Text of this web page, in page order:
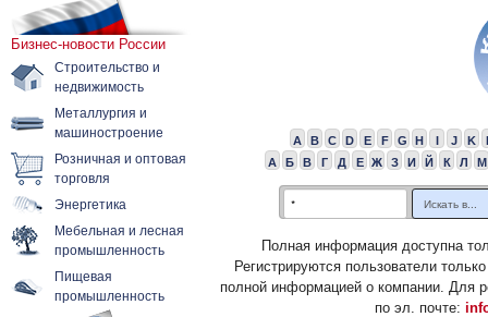
Бизнес-новости России
Строительство и
недвижимость
Металлургия и
машиностроение
Розничная и оптовая
торговля
Энергетика
Мебельная и лесная
промышленность
Пищевая
промышленность
A B C D E F G H I J K
А
Б В Г Д Е Ж З И Й К Л М
Полная информация доступна
Регистрируются пользователи
полной информацией о компании. Для
по эл. почте: